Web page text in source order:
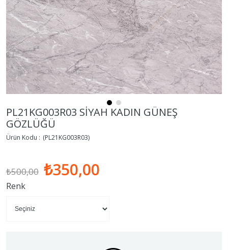
PL21KG003R03 SİYAH KADIN GÜNEŞ
GÖZLÜĞÜ
(PL21KG003R03)
₺500,00 ₺350,00
Renk